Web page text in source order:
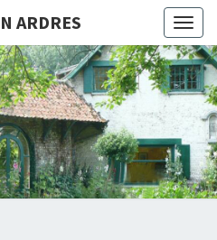
ARDRES
LE
MANOIR
DE BOIS
Chambres
D'hôtes
Et Gîtes
À Bois-
En-
Ardres